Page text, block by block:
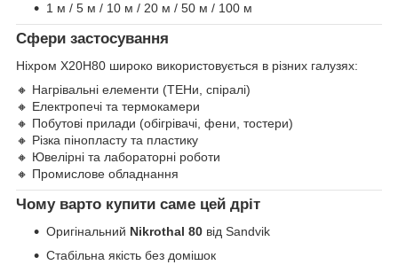
1 м / 5 м / 10 м / 20 м / 50 м / 100 м
Сфери застосування
Ніхром Х20Н80 широко використовується в різних галузях:
🔸 Нагрівальні елементи (ТЕНи, спіралі)
🔸 Електропечі та термокамери
🔸 Побутові прилади (обігрівачі, фени, тостери)
🔸 Різка пінопласту та пластику
🔸 Ювелірні та лабораторні роботи
🔸 Промислове обладнання
Чому варто купити саме цей дріт
Оригінальний Nikrothal 80 від Sandvik
Стабільна якість без домішок